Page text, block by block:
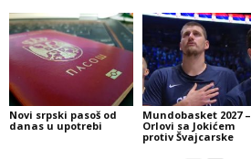
Novi srpski pasoš od
danas u upotrebi
Mundobasket 2027 –
Orlovi sa Jokićem
protiv Švajcarske